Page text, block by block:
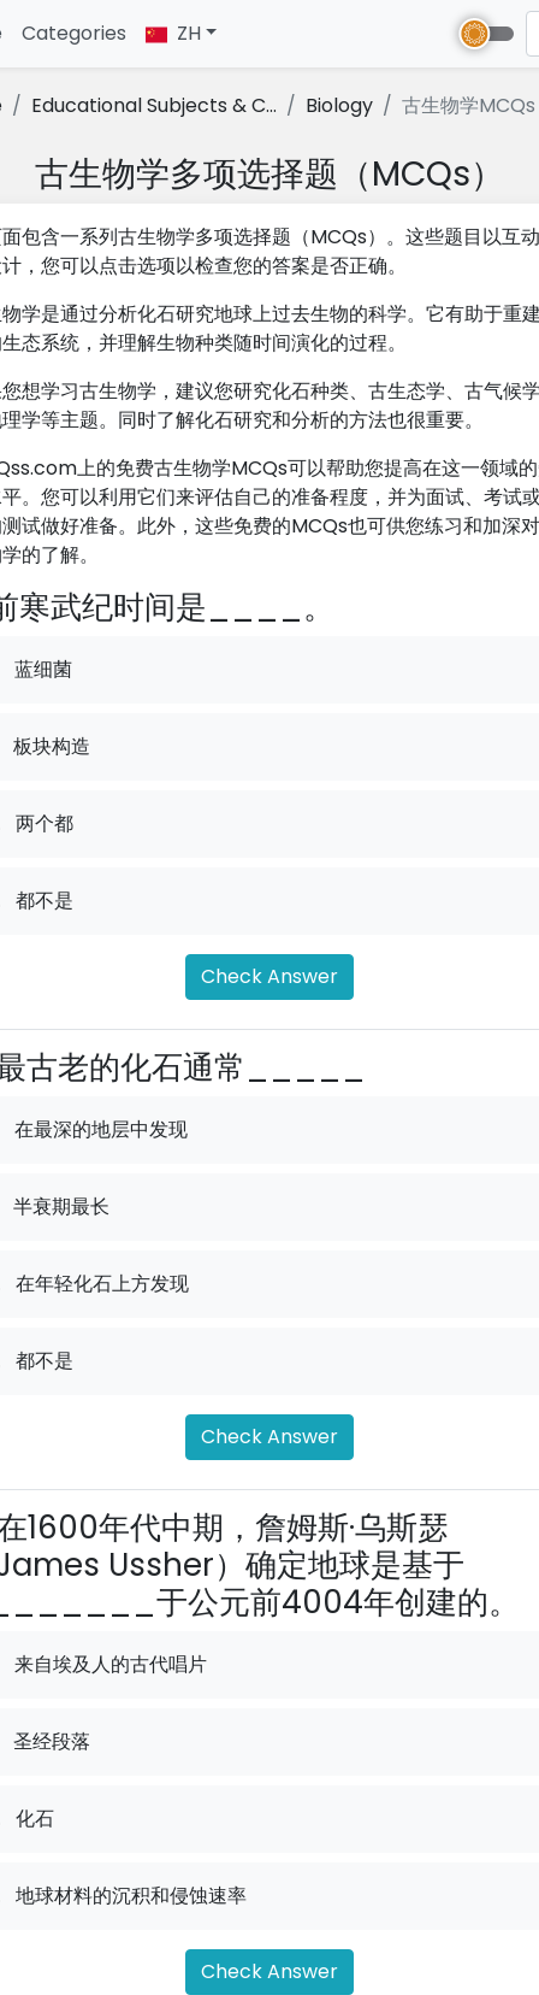
(current)
Categories ZH
Educational Subjects & C... Biology 古生物学MCQs
古生物学多项选择题（MCQs）
包含一系列古生物学多项选择题（MCQs）。这些题目以互
，您可以点击选项以检查您的答案是否正确。
学是通过分析化石研究地球上过去生物的科学。它有助于重
态系统，并理解生物种类随时间演化的过程。
想学习古生物学，建议您研究化石种类、古生态学、古气候
学等主题。同时了解化石研究和分析的方法也很重要。
上的免费古生物学MCQs可以帮助您提高在这一领域
。您可以利用它们来评估自己的准备程度，并为面试、考试
试做好准备。此外，这些免费的MCQs也可供您练习和加深
的了解。
寒武纪时间是____。
蓝细菌
板块构造
两个都
都不是
Check Answer
古老的化石通常_____
在最深的地层中发现
半衰期最长
在年轻化石上方发现
都不是
Check Answer
1600年代中期，詹姆斯·乌斯瑟
James Ussher）确定地球是基于
于公元前4004年创建的。
来自埃及人的古代唱片
圣经段落
化石
地球材料的沉积和侵蚀速率
Check Answer